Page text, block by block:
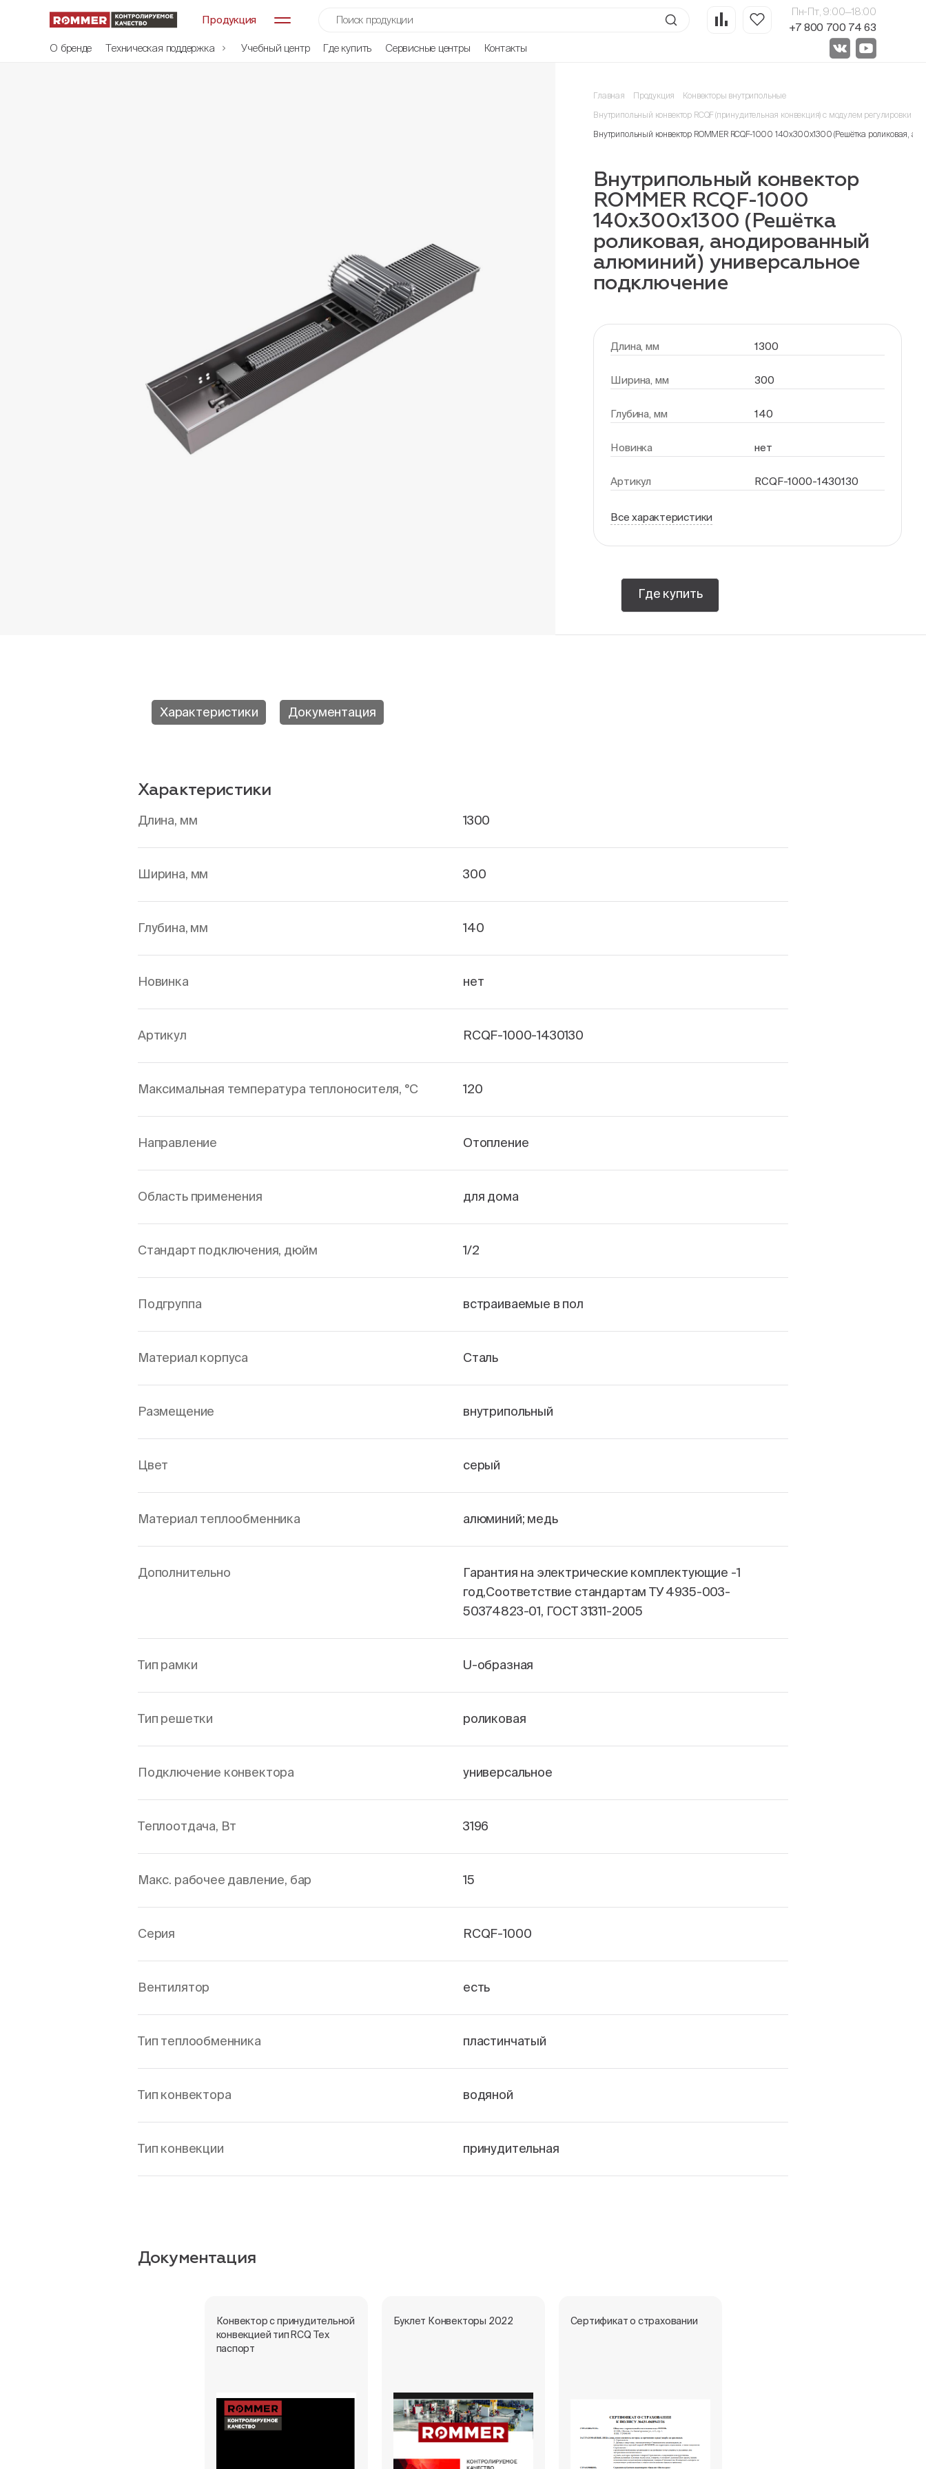
Продукция
Пн-Пт, 9:00—18:00
+7 800 700 74 63
О бренде
Техническая поддержка Учебный центр Где купить Сервисные центры Контакты
Главная Продукция Конвекторы внутрипольные
Внутрипольный конвектор RCQF (принудительная конвекция) с модулем регулировки
Внутрипольный конвектор ROMMER RCQF-1000 140х300х1300 (Решётка роликовая,
Внутрипольный конвектор
ROMMER RCQF-1000
140х300х1300 (Решётка
роликовая, анодированный
алюминий) универсальное
подключение
Длина, мм 1300
Ширина, мм 300
Глубина, мм 140
Новинка нет
Артикул RCQF-1000-1430130
Все характеристики
Где купить
Характеристики Документация
Характеристики
Длина, мм 1300
Ширина, мм 300
Глубина, мм 140
Новинка нет
Артикул RCQF-1000-1430130
Максимальная температура теплоносителя, °С 120
Направление Отопление
Область применения для дома
Стандарт подключения, дюйм 1/2
Подгруппа встраиваемые в пол
Материал корпуса Сталь
Размещение внутрипольный
Цвет серый
Материал теплообменника алюминий; медь
Дополнительно
Гарантия на электрические комплектующие -1
год,Соответствие стандартам ТУ 4935-003-
50374823-01, ГОСТ 31311-2005
Тип рамки U-образная
Тип решетки роликовая
Подключение конвектора универсальное
Теплоотдача, Вт 3196
Макс. рабочее давление, бар 15
Серия RCQF-1000
Вентилятор есть
Тип теплообменника пластинчатый
Тип конвектора водяной
Тип конвекции принудительная
Документация
Конвектор с принудительной
конвекцией тип RCQ Тех
паспорт
Буклет Конвекторы 2022 Сертификат о страховании